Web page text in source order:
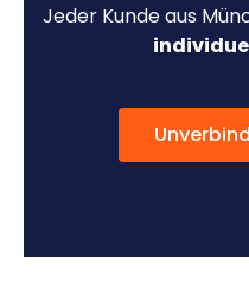
Jeder Kunde aus